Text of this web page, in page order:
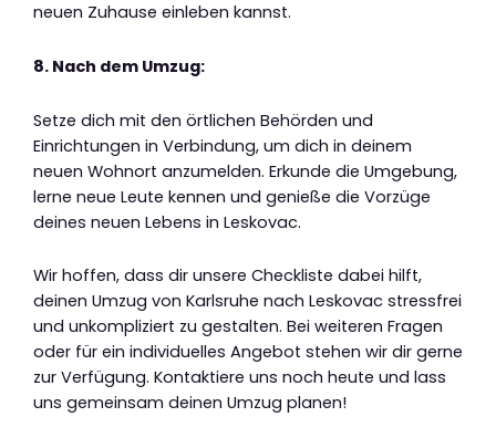
neuen Zuhause einleben kannst.
8. Nach dem Umzug:
Setze dich mit den örtlichen Behörden und
Einrichtungen in Verbindung, um dich in deinem
neuen Wohnort anzumelden. Erkunde die Umgebung,
lerne neue Leute kennen und genieße die Vorzüge
deines neuen Lebens in Leskovac.
Wir hoffen, dass dir unsere Checkliste dabei hilft,
deinen Umzug von Karlsruhe nach Leskovac stressfrei
und unkompliziert zu gestalten. Bei weiteren Fragen
oder für ein individuelles Angebot stehen wir dir gerne
zur Verfügung. Kontaktiere uns noch heute und lass
uns gemeinsam deinen Umzug planen!